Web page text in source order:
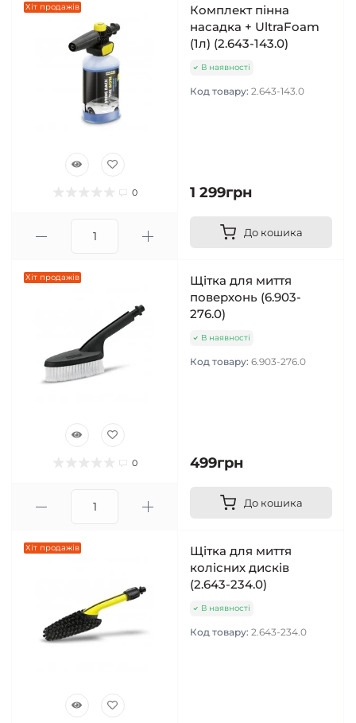
Хіт продажів
0
Комплект пінна
насадка + UltraFoam
(1л) (2.643-143.0)
В наявності
Код товару: 2.643-143.0
1 299грн
До кошика
Хіт продажів
0
Щітка для миття
поверхонь (6.903-
276.0)
В наявності
Код товару: 6.903-276.0
499грн
До кошика
Хіт продажів
Щітка для миття
колісних дисків
(2.643-234.0)
В наявності
Код товару: 2.643-234.0